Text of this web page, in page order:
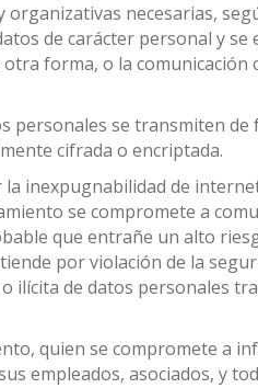
necesarias,
de carácter personal y se
forma, o la comunicación
personales se transmiten
cifrada o encriptada.
inexpugnabilidad de
se compromete a
que entrañe un alto
por violación de la
ilícita de datos personales
quien se compromete a
empleados, asociados, y